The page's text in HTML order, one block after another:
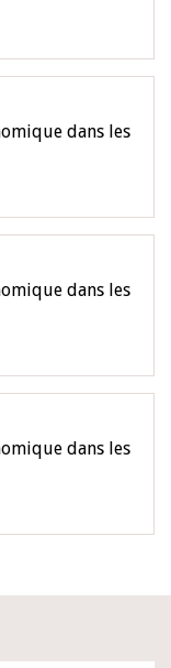
dans les
dans les
dans les